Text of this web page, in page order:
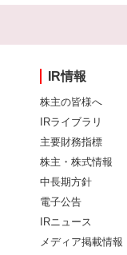
IR情報
株主の皆様へ
IRライブラリ
主要財務指標
株主・株式情報
中長期方針
電子公告
IRニュース
メディア掲載情報